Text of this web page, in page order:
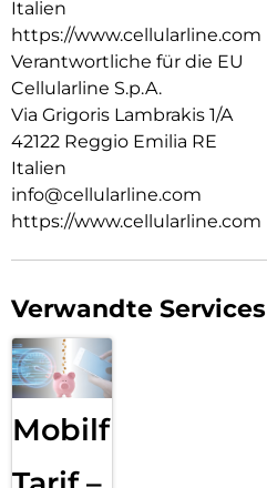
Italien
https://www.cellularline.com
Verantwortliche für die EU
Cellularline S.p.A.
Via Grigoris Lambrakis 1/A
42122 Reggio Emilia RE
Italien
info@cellularline.com
https://www.cellularline.com
Verwandte Services
Mobilfunk